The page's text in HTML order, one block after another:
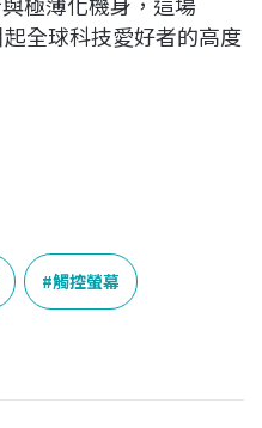
起全球科技愛好者的高度
觸控螢幕